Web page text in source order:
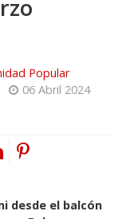
Popular
06 Abril 2024
desde el balcón